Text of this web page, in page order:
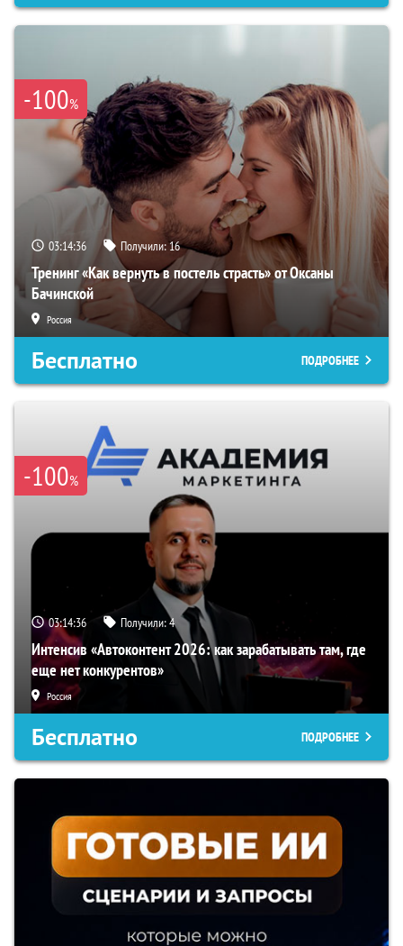
-100%
03:14:35 Получили:16
Тренинг «Как вернуть в постель страсть» от Оксаны
Бачинской
Россия
Бесплатно ПОДРОБНЕЕ
-100%
03:14:35 Получили:4
Интенсив «Автоконтент 2026: как зарабатывать там, где
еще нет конкурентов»
Россия
Бесплатно ПОДРОБНЕЕ